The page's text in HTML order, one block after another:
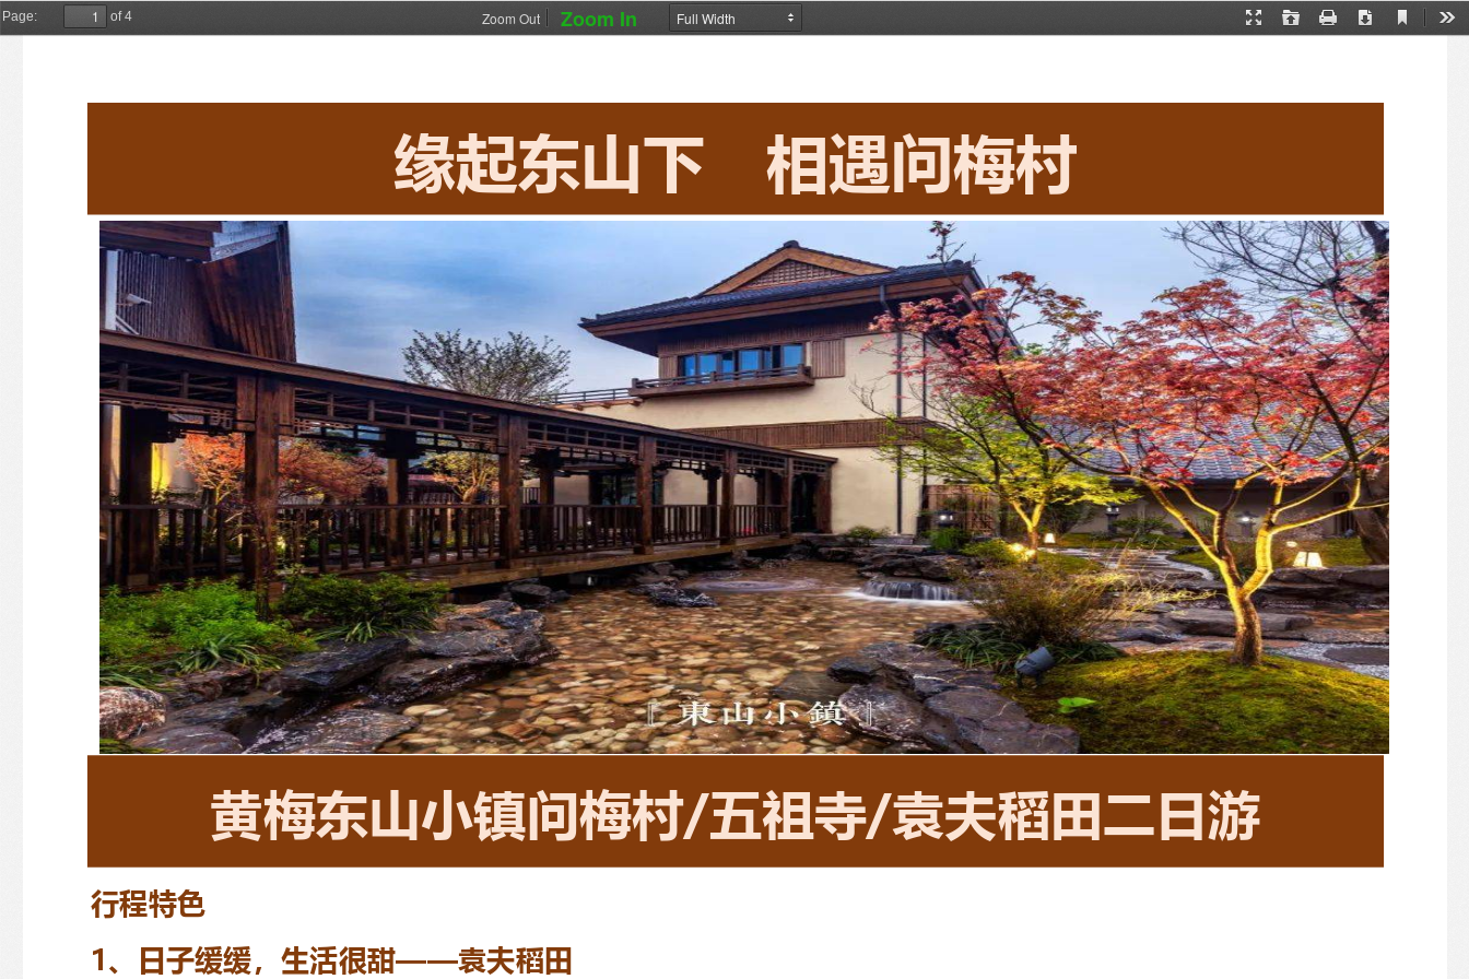
Page: of 4
Presentation
Mode
Open Print Download
View
下
载
Zoom Out Zoom In
缘起东山下 相遇问梅村
黄梅东山小镇问梅村/ 五祖寺/ 袁夫稻田二日游
行程特色
1 、日子缓缓，生活很甜——袁夫稻田